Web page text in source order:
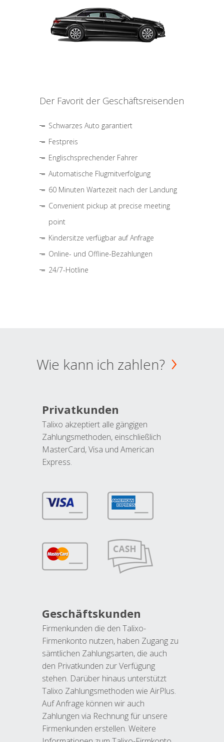
Der Favorit der Geschäftsreisenden
Schwarzes Auto garantiert
Festpreis
Englischsprechender Fahrer
Automatische Flugmitverfolgung
60 Minuten Wartezeit nach der Landung
Convenient pickup at precise meeting
point
Kindersitze verfügbar auf Anfrage
Online- und Offline-Bezahlungen
24/7-Hotline
Wie kann ich zahlen?
Privatkunden
Talixo akzeptiert alle gängigen
Zahlungsmethoden, einschließlich
MasterCard, Visa und American
Express.
Geschäftskunden
Firmenkunden die den Talixo-
Firmenkonto nutzen, haben Zugang zu
sämtlichen Zahlungsarten, die auch
den Privatkunden zur Verfügung
stehen. Darüber hinaus unterstützt
Talixo Zahlungsmethoden wie AirPlus.
Auf Anfrage können wir auch
Zahlungen via Rechnung für unsere
Firmenkunden erstellen. Weitere